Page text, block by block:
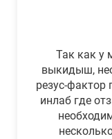
Так как у
выкидыш,
резус-
инлаб где